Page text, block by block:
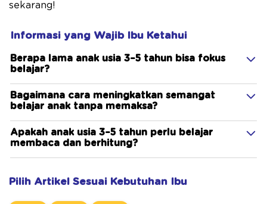
sekarang!
Informasi yang Wajib Ibu Ketahui
Berapa lama anak usia 3–5 tahun bisa fokus
belajar?
Bagaimana cara meningkatkan semangat
belajar anak tanpa memaksa?
Apakah anak usia 3–5 tahun perlu belajar
membaca dan berhitung?
Pilih Artikel Sesuai Kebutuhan Ibu